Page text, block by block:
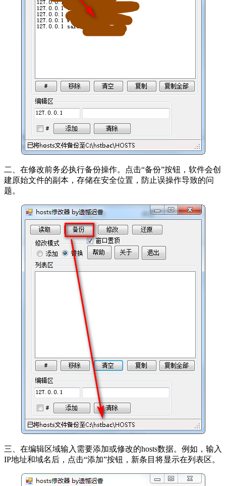
二、在修改前务必执行备份操作。点击“备份”按钮，软件会创
建原始文件的副本，存储在安全位置，防止误操作导致的问
题。
三、在编辑区域输入需要添加或修改的hosts数据。例如，输入
IP地址和域名后，点击“添加”按钮，新条目将显示在列表区。